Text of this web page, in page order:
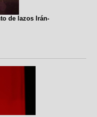
de lazos Irán-